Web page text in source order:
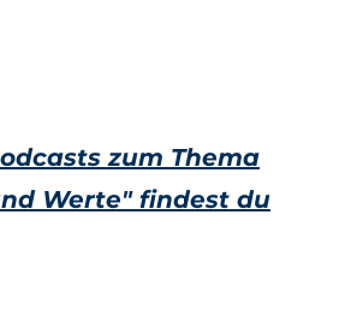
zum Thema
Werte" findest du